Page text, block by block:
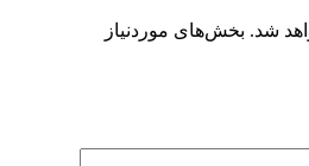
شد. بخش‌های موردنیاز